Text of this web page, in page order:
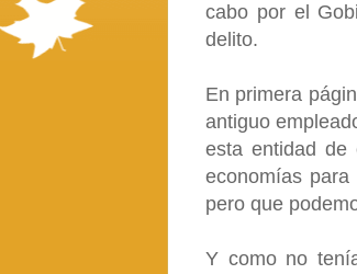
cabo por el
delito.
En primera
antiguo
esta entidad de
economías
pero que
Y como no